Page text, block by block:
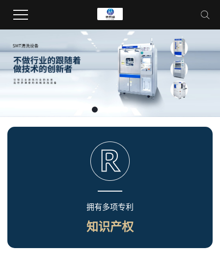
拥有多项专利
知识产权